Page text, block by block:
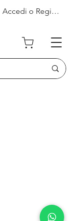
Accedi o Registrati